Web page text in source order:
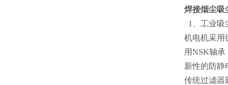
焊接烟尘吸
1、工业吸
机电机采用
用NSK轴
新性的防静
传统过滤器